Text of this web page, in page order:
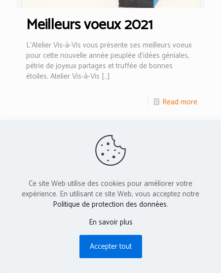
Meilleurs voeux 2021
L’Atelier Vis-à-Vis vous présente ses meilleurs voeux
pour cette nouvelle année peuplée d’idées géniales,
pétrie de joyeux partages et truffée de bonnes
étoiles. Atelier Vis-à-Vis […]
Read more
L'Atelier Vis-à-Vis est membre du réseau PAC -
Provence Art Contemporain
Cette association reçoit le soutien de :
Ce site Web utilise des cookies pour améliorer votre
expérience. En utilisant ce site Web, vous acceptez notre
Politique de protection des données.
En savoir plus
Accepter tout